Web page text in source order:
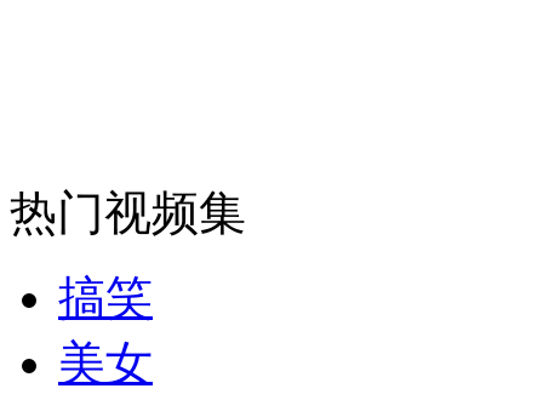
热门视频集
搞笑
美女